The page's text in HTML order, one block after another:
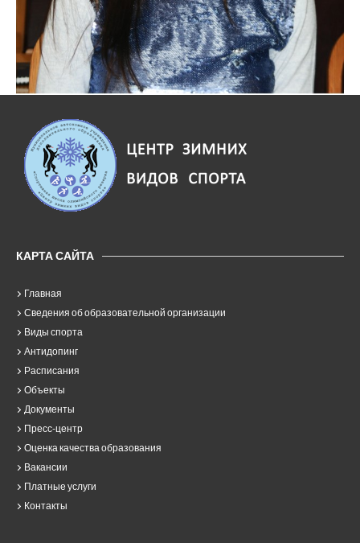
КАРТА САЙТА
Главная
Сведения об образовательной организации
Виды спорта
Антидопинг
Расписания
Объекты
Документы
Пресс-центр
Оценка качества образования
Вакансии
Платные услуги
Контакты